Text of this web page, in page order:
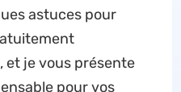
astuces pour
et je vous présente
pour vos